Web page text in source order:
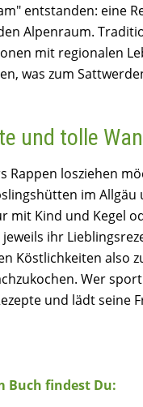
entstanden: eine
Alpenraum.
mit regionalen
was zum
und tolle
Rappen losziehen
im
mit Kind und Kegel
ihr
Köstlichkeiten also
Wer
und lädt seine
Buch findest Du: